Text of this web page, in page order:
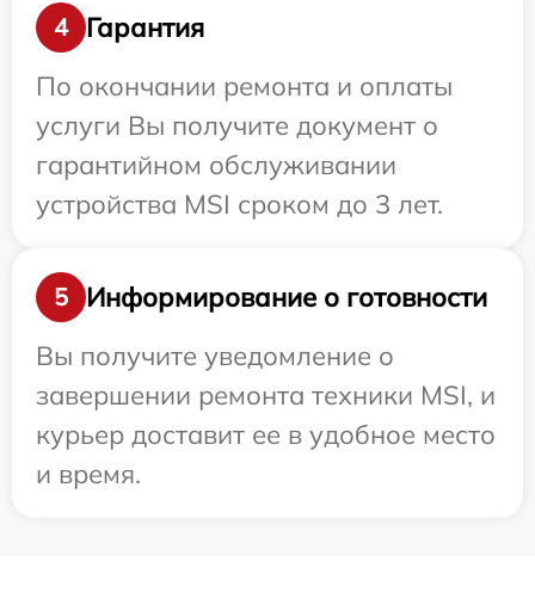
4
Гарантия
По окончании ремонта и оплаты
услуги Вы получите документ о
гарантийном обслуживании
устройства MSI сроком до 3 лет.
5
Информирование о готовности
Вы получите уведомление о
завершении ремонта техники MSI, и
курьер доставит ее в удобное место
и время.